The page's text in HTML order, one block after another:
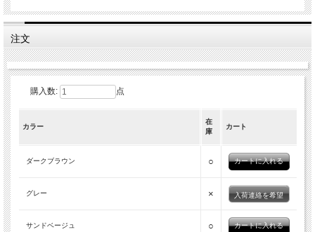
注文
購入数: 点
カラー
在
庫
カート
ダークブラウン ○
グレー × 入荷連絡を希望
サンドベージュ ○